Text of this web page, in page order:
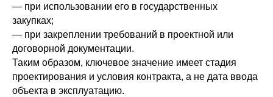
— при использовании его в государственных
закупках;
— при закреплении требований в проектной или
договорной документации.
Таким образом, ключевое значение имеет стадия
проектирования и условия контракта, а не дата ввода
объекта в эксплуатацию.